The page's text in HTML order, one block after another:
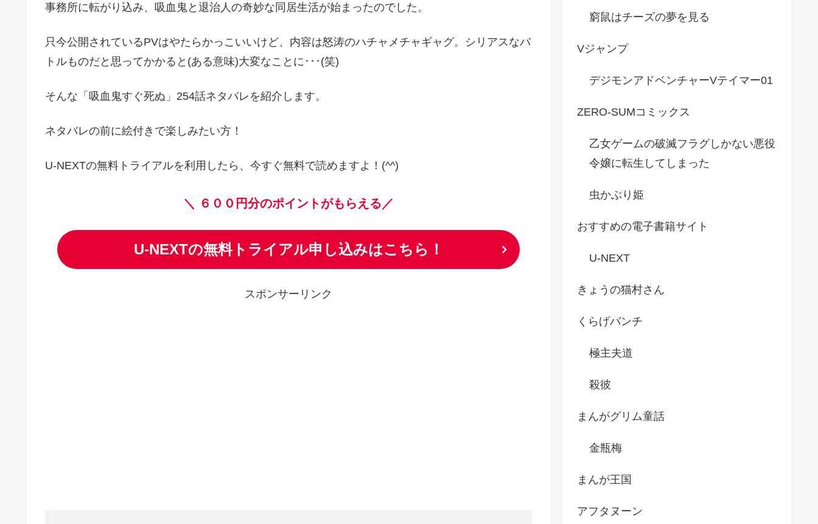
事務所に転がり込み、吸血鬼と退治人の奇妙な同居生活が始まったのでした。
只今公開されているPVはやたらかっこいいけど、内容は怒涛のハチャメチャギャグ。シリアスなバ
トルものだと思ってかかると(ある意味)大変なことに･･･(笑)
そんな「吸血鬼すぐ死ぬ」254話ネタバレを紹介します。
ネタバレの前に絵付きで楽しみたい方！
U-NEXTの無料トライアルを利用したら、今すぐ無料で読めますよ！(^^)
＼ ６００円分のポイントがもらえる／
U-NEXTの無料トライアル申し込みはこちら！
スポンサーリンク
窮鼠はチーズの夢を見る
Vジャンプ
デジモンアドベンチャーVテイマー01
ZERO-SUMコミックス
乙女ゲームの破滅フラグしかない悪役
令嬢に転生してしまった
虫かぶり姫
おすすめの電子書籍サイト
U-NEXT
きょうの猫村さん
くらげバンチ
極主夫道
殺彼
まんがグリム童話
金瓶梅
まんが王国
アフタヌーン